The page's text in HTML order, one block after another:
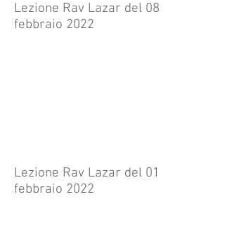
Lezione Rav Lazar del 08
febbraio 2022
Lezione Rav Lazar del 01
febbraio 2022